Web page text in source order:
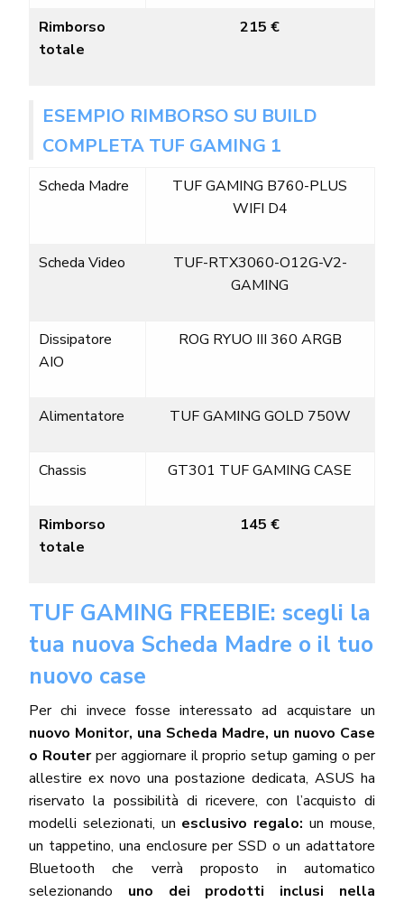
Rimborso
totale
215 €
ESEMPIO RIMBORSO SU BUILD
COMPLETA TUF GAMING 1
Scheda Madre
TUF GAMING B760-PLUS
WIFI D4
Scheda Video
TUF-RTX3060-O12G-V2-
GAMING
Dissipatore
AIO
ROG RYUO III 360 ARGB
Alimentatore TUF GAMING GOLD 750W
Chassis GT301 TUF GAMING CASE
Rimborso
totale
145 €
TUF GAMING FREEBIE: scegli la
tua nuova Scheda Madre o il tuo
nuovo case
Per chi invece fosse interessato ad acquistare un
nuovo Monitor, una Scheda Madre, un nuovo Case
o Routerper aggiornare il proprio setup gaming o per
allestire ex novo una postazione dedicata, ASUS ha
riservato la possibilità di ricevere, con l’acquisto di
modelli selezionati, un esclusivo regalo:un mouse,
un tappetino, una enclosure per SSD o un adattatore
Bluetooth che verrà proposto in automatico
selezionando uno dei prodotti inclusi nella